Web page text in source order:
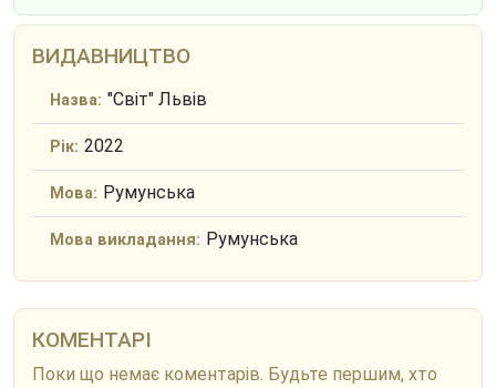
ВИДАВНИЦТВО
Назва: "Світ" Львів
Рік: 2022
Мова: Румунська
Мова викладання: Румунська
КОМЕНТАРІ
Поки що немає коментарів. Будьте першим, хто